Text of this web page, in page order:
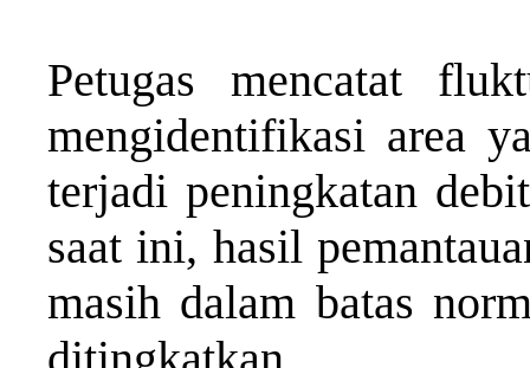
Petugas mencatat
mengidentifikasi area
terjadi peningkatan
saat ini, hasil
masih dalam batas